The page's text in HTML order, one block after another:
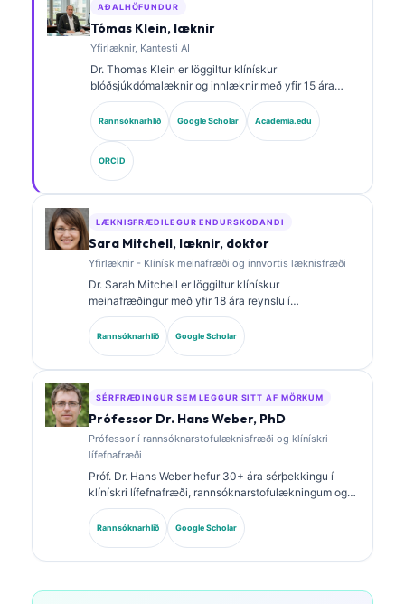
AÐALHÖFUNDUR
Tómas Klein, læknir
Yfirlæknir, Kantesti AI
Dr. Thomas Klein er löggiltur klínískur
blóðsjúkdómalæknir og innlæknir með yfir 15 ára
reynslu í rannsóknarstofulækningum og greiningu
með aðstoð gervigreindar. Sem læknisforstjóri hjá
Kantesti AI veitir hann klínískt eftirlit með
læknisfræðilegum nákvæmni sérhannaðs
taugakerfis. Dr. Klein hefur birt mikið um túlkun
lífmerkja og rannsóknarstofugreiningar á sviði
rannsóknarstofulækninga.
Rannsóknarhlið Google Scholar Academia.edu
ORCID
LÆKNISFRÆÐILEGUR ENDURSKOÐANDI
Sara Mitchell, læknir, doktor
Yfirlæknir - Klínísk meinafræði og innvortis læknisfræði
Dr. Sarah Mitchell er löggiltur klínískur
meinafræðingur með yfir 18 ára reynslu í
rannsóknarstofulækningum og greiningargreiningu.
Hún er með sérsviðsvottanir í klínískri efnafræði og
hefur birt mikið um lífmerkjasnið og
Rannsóknarhlið Google Scholar
SÉRFRÆÐINGUR SEM LEGGUR SITT AF MÖRKUM
Prófessor Dr. Hans Weber, PhD
Prófessor í rannsóknarstofulæknisfræði og klínískri
lífefnafræði
Próf. Dr. Hans Weber hefur 30+ ára sérþekkingu í
klínískri lífefnafræði, rannsóknarstofulækningum og
rannsóknum á lífmerkjum. Fyrrverandi forseti þýska
félagsins um klíníska efnafræði, hann sérhæfir sig í
greiningu á greiningarsniðum, staðlaðri notkun
Rannsóknarhlið Google Scholar